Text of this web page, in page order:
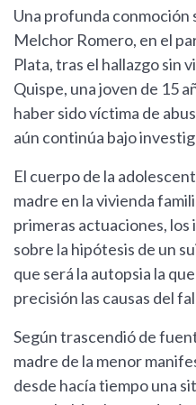
Una profunda conmoción
Melchor Romero, en el
Plata, tras el hallazgo sin
Quispe, una joven de 15
haber sido víctima de
aún continúa bajo
El cuerpo de la
madre en la vivienda
primeras actuaciones,
sobre la hipótesis de un
que será la autopsia la
precisión las causas del
Según trascendió de
madre de la menor
desde hacía tiempo una